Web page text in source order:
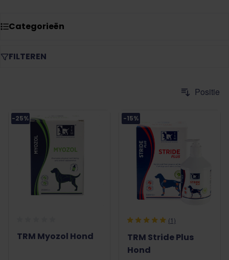
Categorieën
FILTEREN
-25%
TRM Myozol Hond
-15%
(1)
TRM Stride Plus
Hond